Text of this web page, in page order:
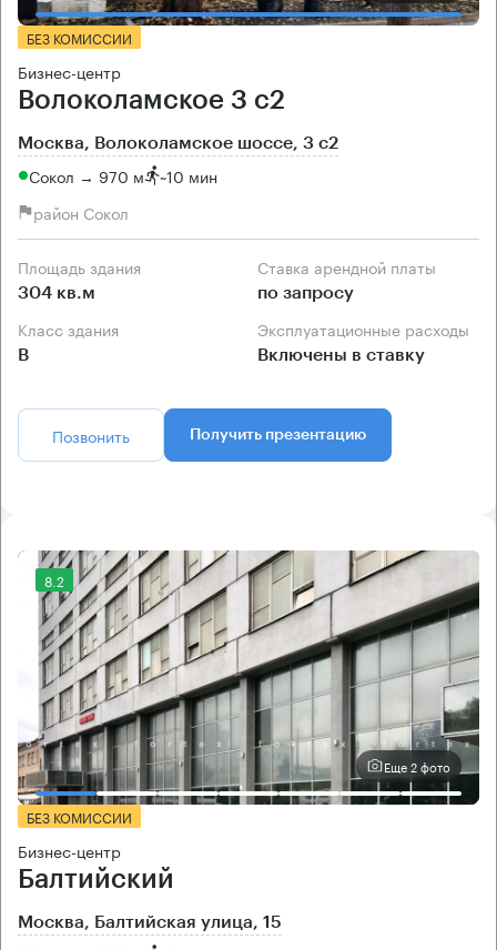
БЕЗ КОМИССИИ
Бизнес-центр
Волоколамское 3 с2
Москва, Волоколамское шоссе, 3 с2
Сокол → 970 м ~10 мин
район Сокол
Площадь здания
304 кв.м
Ставка арендной платы
по запросу
Класс здания
B
Эксплуатационные расходы
Включены в ставку
Позвонить Получить презентацию
8.2
Еще 2 фото
БЕЗ КОМИССИИ
Бизнес-центр
Балтийский
Москва, Балтийская улица, 15